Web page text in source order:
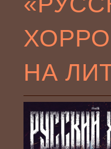
НА